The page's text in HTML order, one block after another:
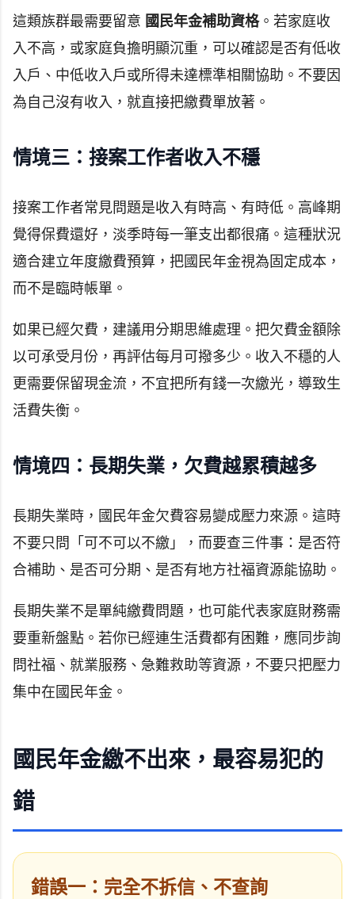
這類族群最需要留意 國民年金補助資格。若家庭收
入不高，或家庭負擔明顯沉重，可以確認是否有低收
入戶、中低收入戶或所得未達標準相關協助。不要因
為自己沒有收入，就直接把繳費單放著。
情境三：接案工作者收入不穩
接案工作者常見問題是收入有時高、有時低。高峰期
覺得保費還好，淡季時每一筆支出都很痛。這種狀況
適合建立年度繳費預算，把國民年金視為固定成本，
而不是臨時帳單。
如果已經欠費，建議用分期思維處理。把欠費金額除
以可承受月份，再評估每月可撥多少。收入不穩的人
更需要保留現金流，不宜把所有錢一次繳光，導致生
活費失衡。
情境四：長期失業，欠費越累積越多
長期失業時，國民年金欠費容易變成壓力來源。這時
不要只問「可不可以不繳」，而要查三件事：是否符
合補助、是否可分期、是否有地方社福資源能協助。
長期失業不是單純繳費問題，也可能代表家庭財務需
要重新盤點。若你已經連生活費都有困難，應同步詢
問社福、就業服務、急難救助等資源，不要只把壓力
集中在國民年金。
國民年金繳不出來，最容易犯的
錯
錯誤一：完全不拆信、不查詢